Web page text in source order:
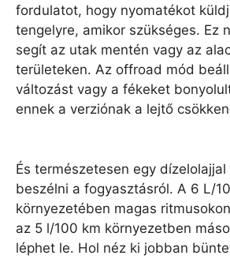
fordulatot, hogy nyomatékot
tengelyre, amikor szükséges. Ez
segít az utak mentén vagy az
területeken. Az offroad mód
változást vagy a fékeket
ennek a verziónak a lejtő
És természetesen egy
beszélni a fogyasztásról. A 6 L/
környezetében magas
az 5 l/100 km környezetben
léphet le. Hol néz ki jobban